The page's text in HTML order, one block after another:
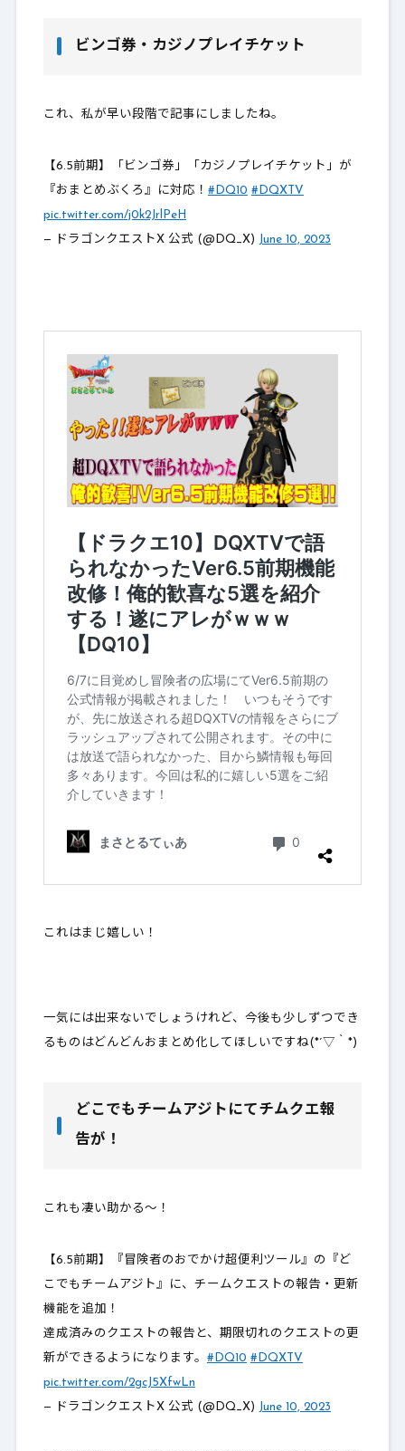
ビンゴ券・カジノプレイチケット
これ、私が早い段階で記事にしましたね。
【6.5前期】「ビンゴ券」「カジノプレイチケット」が
『おまとめぶくろ』に対応！ #DQ10 #DQXTV
pic.twitter.com/j0k2JrlPeH
— ドラゴンクエストX 公式 (@DQ_X) June 10, 2023
これはまじ嬉しい！
一気には出来ないでしょうけれど、今後も少しずつでき
るものはどんどんおまとめ化してほしいですね(*´▽｀*)
どこでもチームアジトにてチムクエ報
告が！
これも凄い助かる～！
【6.5前期】『冒険者のおでかけ超便利ツール』の『ど
こでもチームアジト』に、チームクエストの報告・更新
機能を追加！
達成済みのクエストの報告と、期限切れのクエストの更
新ができるようになります。 #DQ10 #DQXTV
pic.twitter.com/2gcJ5XfwLn
— ドラゴンクエストX 公式 (@DQ_X) June 10, 2023